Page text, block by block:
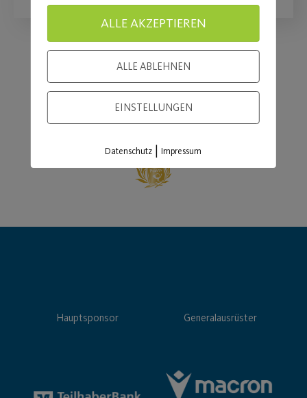
Load More
Hauptsponsor Generalausrüster
ALLE AKZEPTIEREN
ALLE ABLEHNEN
EINSTELLUNGEN
Datenschutz |Impressum